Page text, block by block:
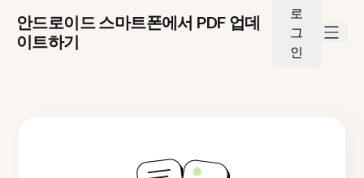
안드로이드 스마트폰에서 PDF 업데
이트하기
로
그
인